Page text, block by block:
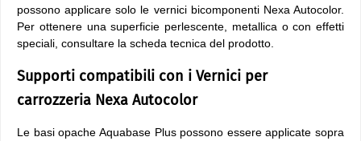
possono applicare solo le vernici bicomponenti Nexa Autocolor.
Per ottenere una superficie perlescente, metallica o con effetti
speciali, consultare la scheda tecnica del prodotto.
Supporti compatibili con i Vernici per
carrozzeria Nexa Autocolor
Le basi opache Aquabase Plus possono essere applicate sopra